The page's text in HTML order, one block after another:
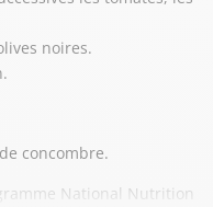
noires.
concombre.
National Nutrition